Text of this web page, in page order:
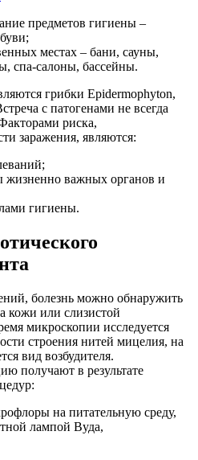
предметов гигиены –
местах – бани, сауны,
спа-салоны, бассейны.
грибки Epidermophyton,
с патогенами не всегда
риска,
заражения, являются:
жизненно важных органов и
гигиены.
болезнь можно обнаружить
кожи или слизистой
микроскопии исследуется
строения нитей мицелия, на
вид возбудителя.
получают в результате
на питательную среду,
лампой Вуда,